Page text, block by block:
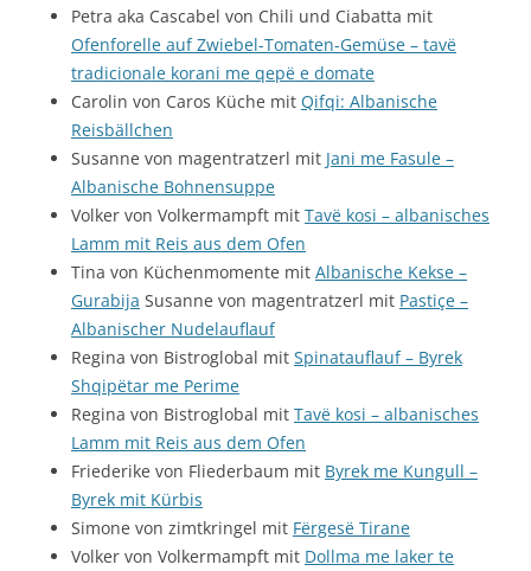
Petra aka Cascabel von Chili und Ciabatta mit
Ofenforelle auf Zwiebel-Tomaten-Gemüse – tavë
tradicionale korani me qepë e domate
Carolin von Caros Küche mit Qifqi: Albanische
Reisbällchen
Susanne von magentratzerl mit Jani me Fasule –
Albanische Bohnensuppe
Volker von Volkermampft mit Tavë kosi – albanisches
Lamm mit Reis aus dem Ofen
Tina von Küchenmomente mit Albanische Kekse –
Gurabija Susanne von magentratzerl mit Pastiçe –
Albanischer Nudelauflauf
Regina von Bistroglobal mit Spinatauflauf – Byrek
Shqipëtar me Perime
Regina von Bistroglobal mit Tavë kosi – albanisches
Lamm mit Reis aus dem Ofen
Friederike von Fliederbaum mit Byrek me Kungull –
Byrek mit Kürbis
Simone von zimtkringel mit Fërgesë Tirane
Volker von Volkermampft mit Dollma me laker te